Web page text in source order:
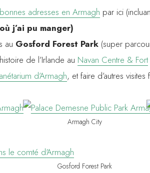
adresses en Armagh par ici
j’ai pu manger)
au Gosford Forest Park (super
de l’Irlande au Navan Centre & Fort
d’Armagh, et faire d’autres visites
Armagh City
Gosford Forest Park